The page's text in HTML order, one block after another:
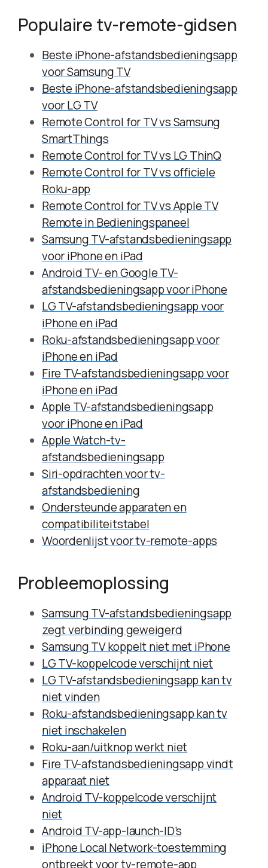
Populaire tv-remote-gidsen
Beste iPhone-afstandsbedieningsapp
voor Samsung TV
Beste iPhone-afstandsbedieningsapp
voor LG TV
Remote Control for TV vs Samsung
SmartThings
Remote Control for TV vs LG ThinQ
Remote Control for TV vs officiele
Roku-app
Remote Control for TV vs Apple TV
Remote in Bedieningspaneel
Samsung TV-afstandsbedieningsapp
voor iPhone en iPad
Android TV- en Google TV-
afstandsbedieningsapp voor iPhone
LG TV-afstandsbedieningsapp voor
iPhone en iPad
Roku-afstandsbedieningsapp voor
iPhone en iPad
Fire TV-afstandsbedieningsapp voor
iPhone en iPad
Apple TV-afstandsbedieningsapp
voor iPhone en iPad
Apple Watch-tv-
afstandsbedieningsapp
Siri-opdrachten voor tv-
afstandsbediening
Ondersteunde apparaten en
compatibiliteitstabel
Woordenlijst voor tv-remote-apps
Probleemoplossing
Samsung TV-afstandsbedieningsapp
zegt verbinding geweigerd
Samsung TV koppelt niet met iPhone
LG TV-koppelcode verschijnt niet
LG TV-afstandsbedieningsapp kan tv
niet vinden
Roku-afstandsbedieningsapp kan tv
niet inschakelen
Roku-aan/uitknop werkt niet
Fire TV-afstandsbedieningsapp vindt
apparaat niet
Android TV-koppelcode verschijnt
niet
Android TV-app-launch-ID’s
iPhone Local Network-toestemming
ontbreekt voor tv-remote-app